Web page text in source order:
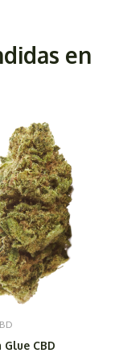
en
CBD